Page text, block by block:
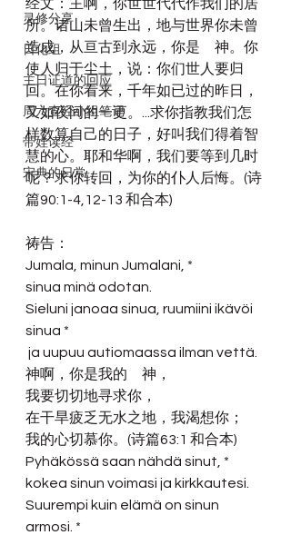
灵修分享
日化组
主日证道的回应
周六查经小组笔记
带娃读经
宋典的日常
经文：主啊，你世世代代作我们的居
所。诸山未曾生出，地与世界你未曾
造成，从亘古到永远，你是　神。你
使人归于尘土，说：你们世人要归
回。在你看来，千年如已过的昨日，
又如夜间的一更。...求你指教我们怎
样数算自己的日子，好叫我们得着智
慧的心。耶和华啊，我们要等到几时
呢？求你转回，为你的仆人后悔。(诗
篇90:1-4,12-13 和合本)
祷告：
Jumala, minun Jumalani, *
sinua minä odotan.
Sieluni janoaa sinua, ruumiini ikävöi
sinua *
ja uupuu autiomaassa ilman vettä.
神啊，你是我的　神，
我要切切地寻求你，
在干旱疲乏无水之地，我渴想你；
我的心切慕你。(诗篇63:1 和合本)
Pyhäkössä saan nähdä sinut, *
kokea sinun voimasi ja kirkkautesi.
Suurempi kuin elämä on sinun
armosi. *